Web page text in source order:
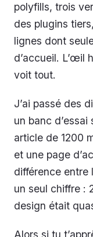
polyfills, trois
des plugins
lignes dont
d’accueil. L’œil
voit tout.
J’ai passé des
un banc
article de 1200
et une page
différence entre
un seul chiffre :
design était
Alors si tu